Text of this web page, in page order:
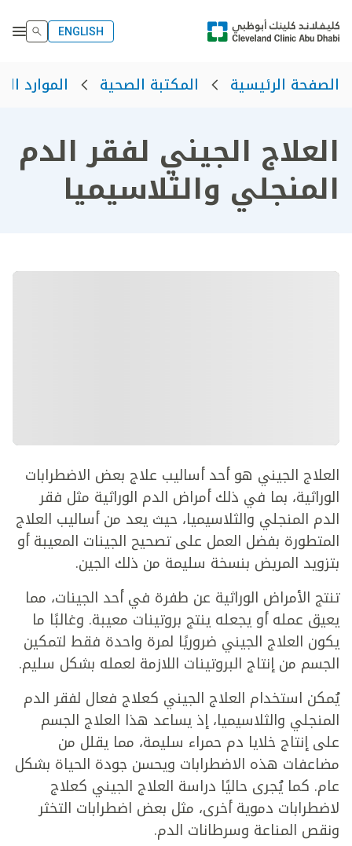
ENGLISH
الصفحة الرئيسية المكتبة الصحية الموارد
العلاج الجيني لفقر الدم
المنجلي والثلاسيميا
العلاج الجيني هو أحد أساليب علاج بعض الاضطرابات
الوراثية، بما في ذلك أمراض الدم الوراثية مثل فقر
الدم المنجلي والثلاسيميا، حيث يعد من أساليب العلاج
المتطورة بفضل العمل على تصحيح الجينات المعيبة أو
بتزويد المريض بنسخة سليمة من ذلك الجين.
تنتج الأمراض الوراثية عن طفرة في أحد الجينات، مما
يعيق عمله أو يجعله ينتج بروتينات معيبة. وغالبًا ما
يكون العلاج الجيني ضروريًا لمرة واحدة فقط لتمكين
الجسم من إنتاج البروتينات اللازمة لعمله بشكل سليم.
يُمكن استخدام العلاج الجيني كعلاج فعال لفقر الدم
المنجلي والثلاسيميا، إذ يساعد هذا العلاج الجسم
على إنتاج خلايا دم حمراء سليمة، مما يقلل من
مضاعفات هذه الاضطرابات ويحسن جودة الحياة بشكل
عام. كما يُجرى حاليًا دراسة العلاج الجيني كعلاج
لاضطرابات دموية أخرى، مثل بعض اضطرابات التخثر
ونقص المناعة وسرطانات الدم.